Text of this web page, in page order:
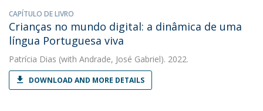
CAPÍTULO DE LIVRO
Crianças no mundo digital: a dinâmica de uma
língua Portuguesa viva
Patrícia Dias (with Andrade, José Gabriel). 2022.
DOWNLOAD AND MORE DETAILS